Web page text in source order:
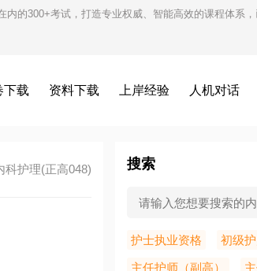
的300+考试，打造专业权威、智能高效的课程体系
下载 资料下载 上岸经验 人机对话
科护理(正高048) 搜索
护士执业资格 初级
主任护师（副高）